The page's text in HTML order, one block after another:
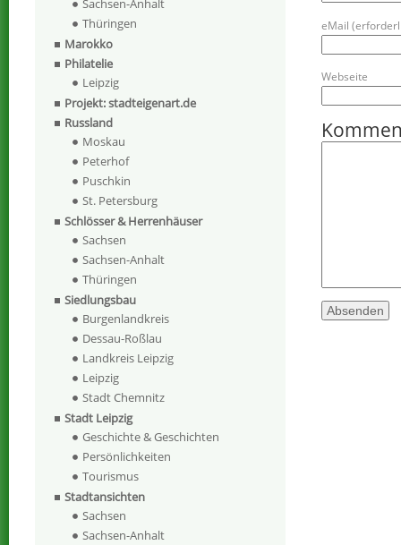
eMail
Webseite
Sachsen-Anhalt
Thüringen
Marokko
Philatelie
Leipzig
Projekt: stadteigenart.de
Russland
Moskau
Peterhof
Puschkin
St. Petersburg
Schlösser & Herrenhäuser
Sachsen
Sachsen-Anhalt
Thüringen
Siedlungsbau
Burgenlandkreis
Dessau-Roßlau
Landkreis Leipzig
Leipzig
Stadt Chemnitz
Stadt Leipzig
Geschichte & Geschichten
Persönlichkeiten
Tourismus
Stadtansichten
Sachsen
Sachsen-Anhalt